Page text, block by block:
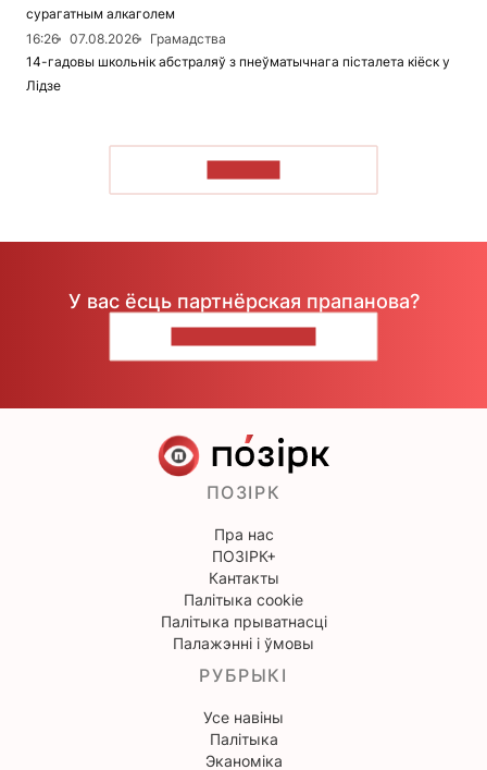
сурагатным алкаголем
16:26
07.08.2026
Грамадства
14-гадовы школьнік абстраляў з пнеўматычнага пісталета кіёск у
Лідзе
У вас ёсць партнёрская прапанова?
ПОЗІРК
Пра нас
ПОЗІРК+
Кантакты
Палітыка cookie
Палітыка прыватнасці
Палажэнні і ўмовы
РУБРЫКІ
Усе навіны
Палітыка
Эканоміка